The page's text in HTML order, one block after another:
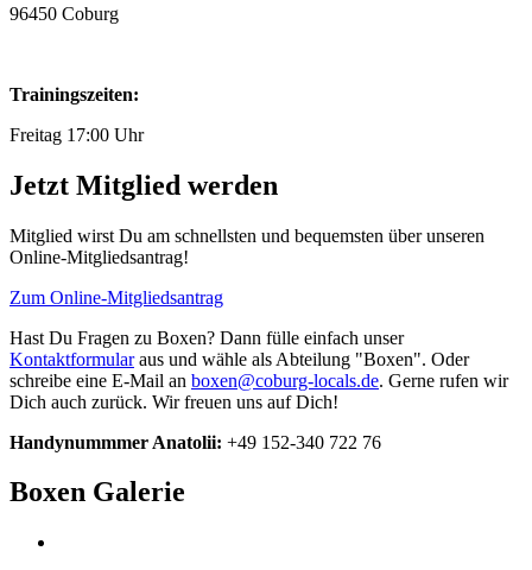
96450 Coburg
Trainingszeiten:
Freitag 17:00 Uhr
Jetzt Mitglied werden
Mitglied wirst Du am schnellsten und bequemsten über unseren
Online-Mitgliedsantrag!
Zum Online-Mitgliedsantrag
Hast Du Fragen zu Boxen? Dann fülle einfach unser
Kontaktformularaus und wähle als Abteilung "Boxen". Oder
schreibe eine E-Mail an boxen@coburg-locals.de. Gerne rufen wir
Dich auch zurück. Wir freuen uns auf Dich!
Handynummmer Anatolii: +49 152-340 722 76
Boxen Galerie